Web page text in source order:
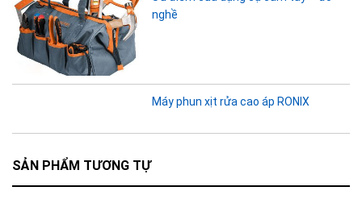
nghề
Máy phun xịt rửa cao áp RONIX
SẢN PHẨM TƯƠNG TỰ